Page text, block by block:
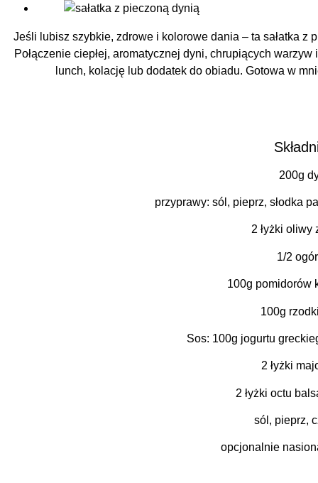
Jeśli lubisz szybkie, zdrowe i kolorowe dania – ta sałatka z
Połączenie ciepłej, aromatycznej dyni, chrupiących
lunch, kolację lub dodatek do obiadu. Gotowa w
200g
przyprawy: sól, pieprz, słodka
2 łyżki oliwy
1/2
100g pomidorów
100g
Sos: 100g jogurtu
2 łyżki
2 łyżki octu
sól, pieprz,
opcjonalnie